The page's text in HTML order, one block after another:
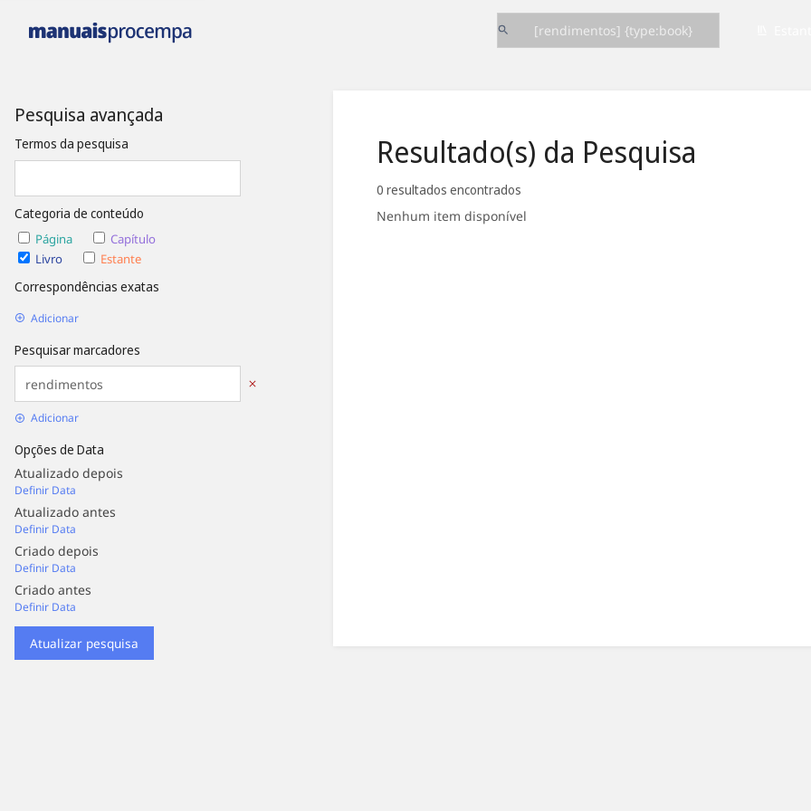
Pesquisa avançada
Termos da pesquisa
Categoria de conteúdo
Página
Capítulo
Livro
Estante
Correspondências exatas
Adicionar
Pesquisar marcadores
Adicionar
Opções de Data
Atualizado depois
Definir Data
Atualizado antes
Definir Data
Criado depois
Definir Data
Criado antes
Definir Data
Atualizar pesquisa
Resultado(s) da Pesquisa
0 resultados encontrados
Nenhum item disponível